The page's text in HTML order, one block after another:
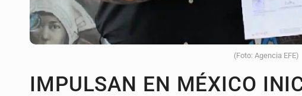
(Foto: Agencia EFE)
IMPULSAN EN MÉXICO